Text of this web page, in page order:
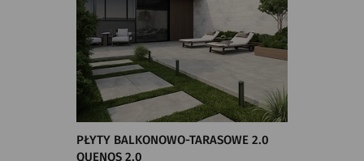
PŁYTY BALKONOWO-TARASOWE 2.0
QUENOS 2.0